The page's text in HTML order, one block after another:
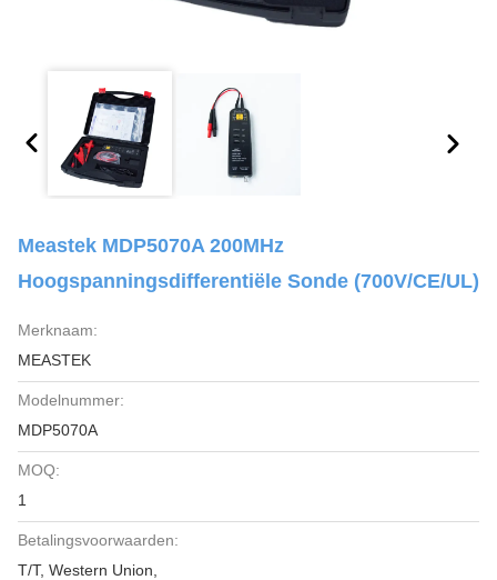
Meastek MDP5070A 200MHz
Hoogspanningsdifferentiële Sonde (700V/CE/UL)
Merknaam:
MEASTEK
Modelnummer:
MDP5070A
MOQ:
1
Betalingsvoorwaarden:
T/T, Western Union,